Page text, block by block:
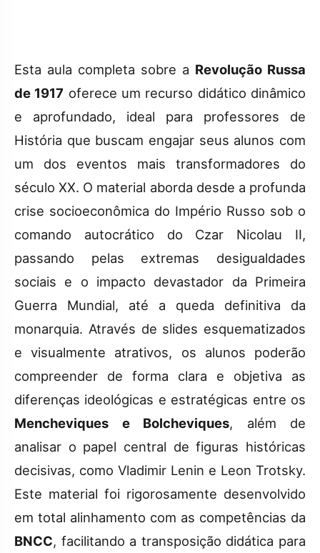
Esta aula completa sobre a Revolução Russa
de 1917 oferece um recurso didático dinâmico
e aprofundado, ideal para professores de
História que buscam engajar seus alunos com
um dos eventos mais transformadores do
século XX. O material aborda desde a profunda
crise socioeconômica do Império Russo sob o
comando autocrático do Czar Nicolau II,
passando pelas extremas desigualdades
sociais e o impacto devastador da Primeira
Guerra Mundial, até a queda definitiva da
monarquia. Através de slides esquematizados
e visualmente atrativos, os alunos poderão
compreender de forma clara e objetiva as
diferenças ideológicas e estratégicas entre os
Mencheviques e Bolcheviques, além de
analisar o papel central de figuras históricas
decisivas, como Vladimir Lenin e Leon Trotsky.
Este material foi rigorosamente desenvolvido
em total alinhamento com as competências da
BNCC, facilitando a transposição didática para